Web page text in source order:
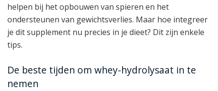
helpen bij het opbouwen van spieren en het
ondersteunen van gewichtsverlies. Maar hoe integreer
je dit supplement nu precies in je dieet? Dit zijn enkele
tips.
De beste tijden om whey-hydrolysaat in te
nemen